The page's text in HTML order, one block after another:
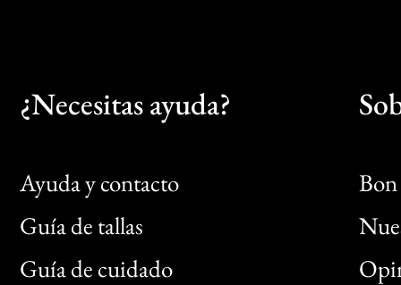
¿Necesitas ayuda?
Ayuda y contacto
Guía de tallas
Guía de cuidado
Bon